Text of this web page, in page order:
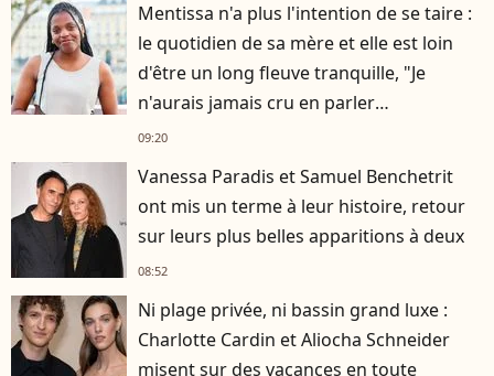
Mentissa n'a plus l'intention de se taire :
le quotidien de sa mère et elle est loin
d'être un long fleuve tranquille, "Je
n'aurais jamais cru en parler
publiquement"
09:20
Vanessa Paradis et Samuel Benchetrit
ont mis un terme à leur histoire, retour
sur leurs plus belles apparitions à deux
08:52
Ni plage privée, ni bassin grand luxe :
Charlotte Cardin et Aliocha Schneider
misent sur des vacances en toute